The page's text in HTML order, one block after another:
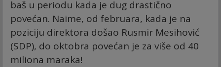
baš u periodu kada je dug drastično
povećan. Naime, od februara, kada je na
poziciju direktora došao Rusmir Mesihović
(SDP), do oktobra povećan je za više od 40
miliona maraka!